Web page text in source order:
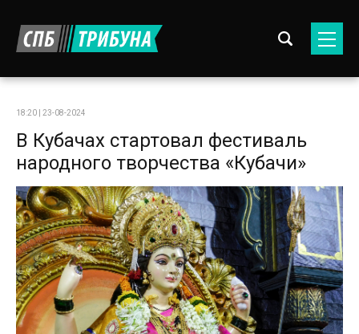
18:20 | 23-08-2024
В Кубачах стартовал фестиваль
народного творчества «Кубачи»